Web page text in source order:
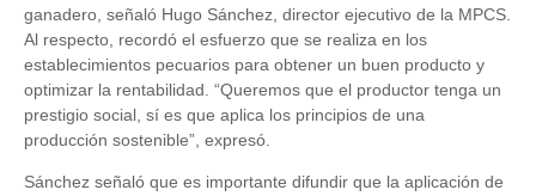
ganadero, señaló Hugo Sánchez, director ejecutivo de la MPCS.
Al respecto, recordó el esfuerzo que se realiza en los
establecimientos pecuarios para obtener un buen producto y
optimizar la rentabilidad. “Queremos que el productor tenga un
prestigio social, sí es que aplica los principios de una
producción sostenible”, expresó.
Sánchez señaló que es importante difundir que la aplicación de